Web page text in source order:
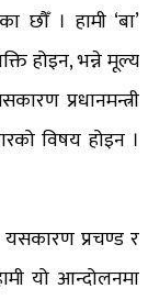
छौँ । हामी ‘बा’
होइन, भन्ने मूल्य
प्रधानमन्त्री
विषय होइन ।
यसकारण प्रचण्ड र
यो आन्दोलनमा